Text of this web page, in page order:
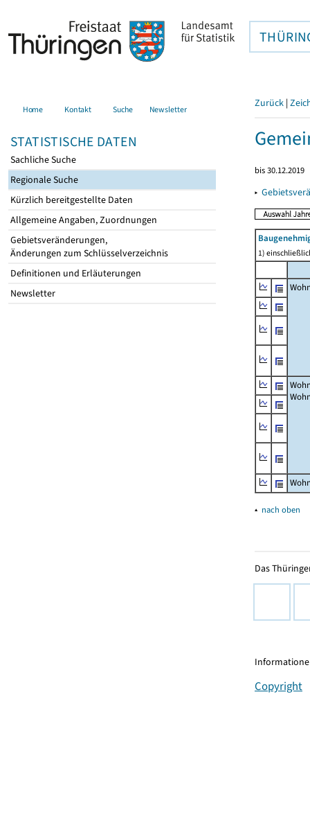
Home Kontakt Suche Newsletter
STATISTISCHE DATEN
Sachliche Suche
Regionale Suche
Kürzlich bereitgestellte Daten
Allgemeine Angaben, Zuordnungen
Gebietsveränderungen,
Änderungen zum Schlüsselverzeichnis
Definitionen und Erläuterungen
Newsletter
Zurück |
bis 30.12.2019
▸
1)
▴ nach oben
Das
Copyright